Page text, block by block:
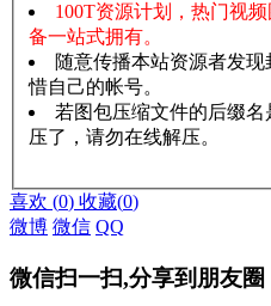
100T资源计划，热门视
备一站式拥有。
随意传播本站资源者发
惜自己的帐号。
若图包压缩文件的后缀名
压了，请勿在线解压。
喜欢 (0) 收藏(0)
微博 微信 QQ
微信扫一扫,分享到朋友圈